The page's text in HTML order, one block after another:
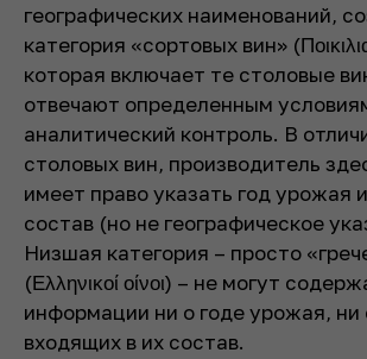
географических наименований,
категория «сортовых вин»
которая включает те столовые
отвечают определенным
аналитический контроль. В
столовых вин, производитель
имеет право указать год урожая
состав (но не географическое
Низшая категория – просто
(Ελληνικοί οίνοι) – не могут
информации ни о годе урожая, ни
входящих в их состав.